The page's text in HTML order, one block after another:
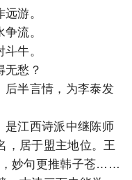
游。
流。
牛。
无愁？
后半言情，为李泰发
是江西诗派中继陈师
，居于盟主地位。王
，妙句更推韩子苍……